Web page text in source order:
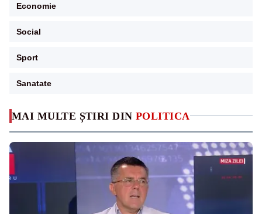
MAI MULTE ȘTIRI DIN POLITICA
Economie
Social
Sport
Sanatate